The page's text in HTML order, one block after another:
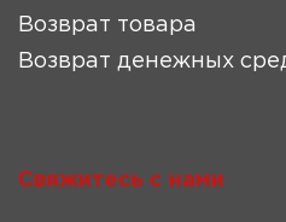
Возврат товара
Возврат денежных
Свяжитесь с нами